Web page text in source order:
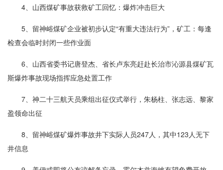
4、山西煤矿事故获救矿工回忆：爆炸冲击巨大
5、留神峪煤矿企业被初步认定“有重大违法行为”，矿工：每逢
检查会临时封闭一些作业面
6、山西省委书记唐登杰、省长卢东亮赶赴长治市沁源县煤矿瓦
斯爆炸事故现场指挥应急处置工作
7、神二十三航天员乘组出征仪式举行，朱杨柱、张志远、黎家
盈领命出征
8、留神峪煤矿爆炸事故井下实际人员247人，其中123人无下
井信息